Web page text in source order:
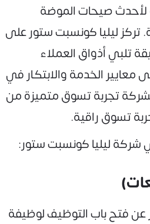
لأحدث صيحات الموضة
تركز ليليا كونسبت ستور على
تلبي أذواق العملاء
معايير الخدمة والابتكار في
تجربة تسوق متميزة من
تسوق راقية.
شركة ليليا كونسبت ستور:
عن فتح باب التوظيف لوظيفة